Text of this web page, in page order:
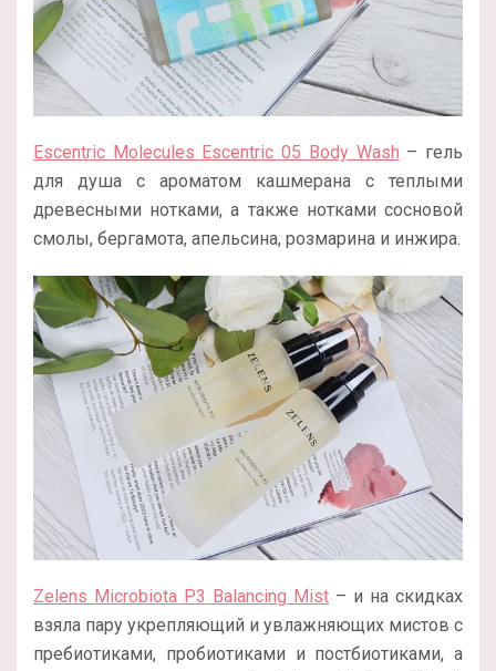
Escentric Molecules Escentric 05 Body Wash – гель
для душа с ароматом кашмерана с теплыми
древесными нотками, а также нотками сосновой
смолы, бергамота, апельсина, розмарина и инжира.
Zelens Microbiota P3 Balancing Mist – и на скидках
взяла пару укрепляющий и увлажняющих мистов с
пребиотиками, пробиотиками и постбиотиками, а